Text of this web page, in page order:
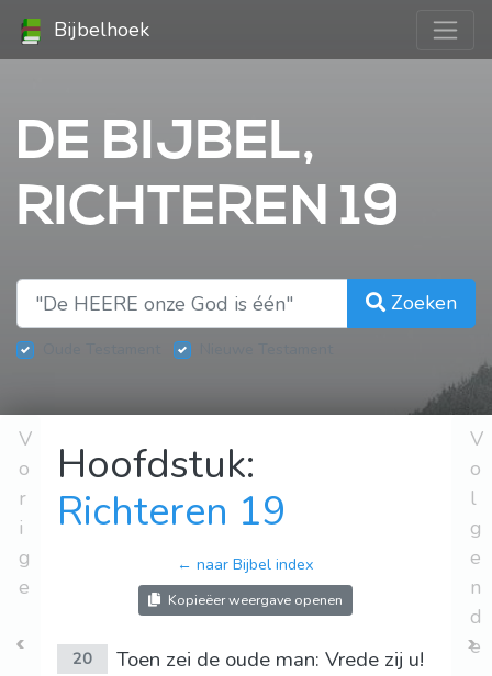
Bijbelhoek
DE BIJBEL,
RICHTEREN 19
Zoeken
V
o
r
i
g
e
Hoofdstuk:
Richteren 19
← naar Bijbel index
Kopieëer weergave openen
20
Toen zei de oude man: Vrede zij u!
V
o
l
g
e
n
d
e